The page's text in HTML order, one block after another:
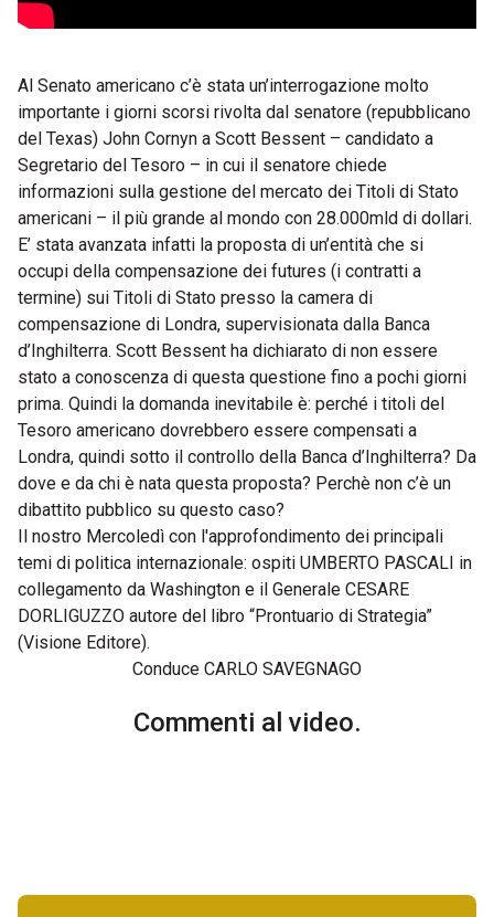
Al Senato americano c’è stata un’interrogazione molto
importante i giorni scorsi rivolta dal senatore (repubblicano
del Texas) John Cornyn a Scott Bessent – candidato a
Segretario del Tesoro – in cui il senatore chiede
informazioni sulla gestione del mercato dei Titoli di Stato
americani – il più grande al mondo con 28.000mld di dollari.
E’ stata avanzata infatti la proposta di un’entità che si
occupi della compensazione dei futures (i contratti a
termine) sui Titoli di Stato presso la camera di
compensazione di Londra, supervisionata dalla Banca
d’Inghilterra. Scott Bessent ha dichiarato di non essere
stato a conoscenza di questa questione fino a pochi giorni
prima. Quindi la domanda inevitabile è: perché i titoli del
Tesoro americano dovrebbero essere compensati a
Londra, quindi sotto il controllo della Banca d’Inghilterra? Da
dove e da chi è nata questa proposta? Perchè non c’è un
dibattito pubblico su questo caso?
Il nostro Mercoledì con l'approfondimento dei principali
temi di politica internazionale: ospiti UMBERTO PASCALI in
collegamento da Washington e il Generale CESARE
DORLIGUZZO autore del libro “Prontuario di Strategia”
(Visione Editore).
Conduce CARLO SAVEGNAGO
Commenti al video.